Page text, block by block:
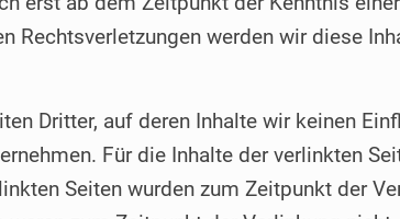
Rechtsverletzungen werden wir diese
Dritter, auf deren Inhalte wir keinen
Für die Inhalte der verlinkten
Seiten wurden zum Zeitpunkt der